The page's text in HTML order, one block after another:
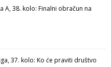
A, 38. kolo: Finalni obračun na
37. kolo: Ko će praviti društvo